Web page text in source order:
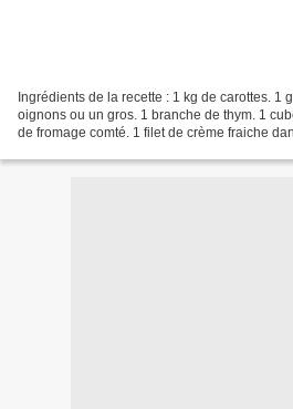
Ingrédients de la recette : 1 kg de carottes. 1
oignons ou un gros. 1 branche de thym. 1
de fromage comté. 1 filet de crème fraiche